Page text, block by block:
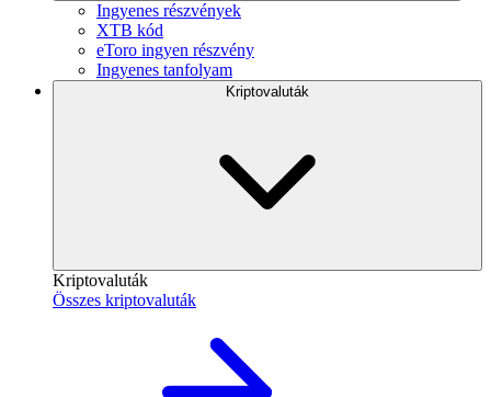
Ingyenes részvények
XTB kód
eToro ingyen részvény
Ingyenes tanfolyam
Kriptovaluták
Összes kriptovaluták